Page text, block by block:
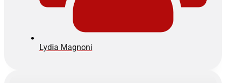
Lydia Magnoni